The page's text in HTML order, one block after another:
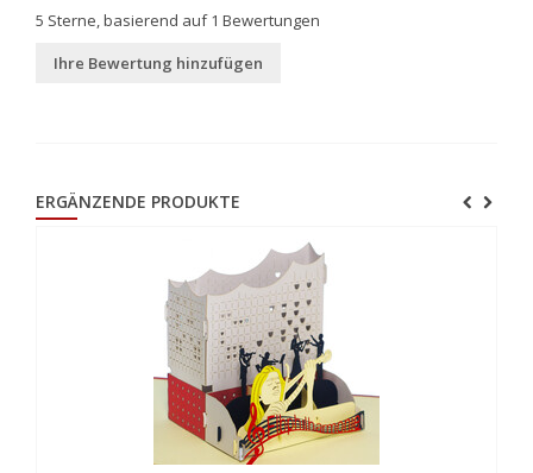
5 Sterne, basierend auf1 Bewertungen
Ihre Bewertung hinzufügen
ERGÄNZENDE PRODUKTE